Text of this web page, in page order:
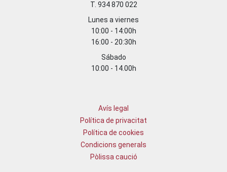
T. 934 870 022
Lunes a viernes
10:00 - 14:00h
16:00 - 20:30h
Sábado
10:00 - 14.00h
Avís legal
Política de privacitat
Política de cookies
Condicions generals
Pòlissa caució